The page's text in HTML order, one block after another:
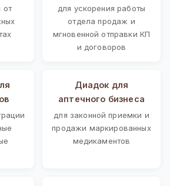
от
для ускорения работы
отдела продаж и
мгновенной отправки КП
и договоров
Диадок для
аптечного бизнеса
для законной приемки и
продажи маркированных
медикаментов